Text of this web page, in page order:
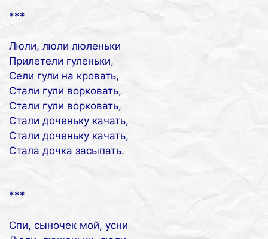
***
Люли, люли люленьки
Прилетели гуленьки,
Сели гули на кровать,
Стали гули ворковать,
Стали гули ворковать,
Стали доченьку качать,
Стали доченьку качать,
Стала дочка засыпать.
***
Спи, сыночек мой, усни